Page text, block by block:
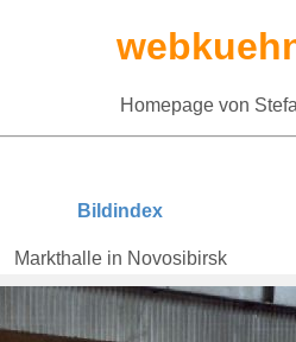
Homepage von
Bildindex
Markthalle in Novosibirsk